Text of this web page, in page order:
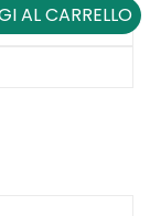
AL CARRELLO